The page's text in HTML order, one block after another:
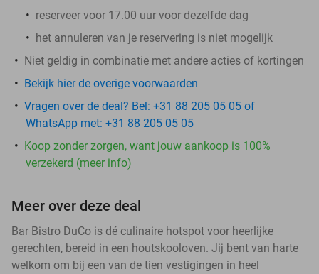
reserveer voor 17.00 uur voor dezelfde dag
het annuleren van je reservering is niet mogelijk
Niet geldig in combinatie met andere acties of kortingen
Bekijk hier de overige voorwaarden
Vragen over de deal? Bel: +31 88 205 05 05 of
WhatsApp met: +31 88 205 05 05
Koop zonder zorgen, want jouw aankoop is 100%
verzekerd (meer info)
Meer over deze deal
Bar Bistro DuCo is dé culinaire hotspot voor heerlijke
gerechten, bereid in een houtskooloven. Jij bent van harte
welkom om bij een van de tien vestigingen in heel